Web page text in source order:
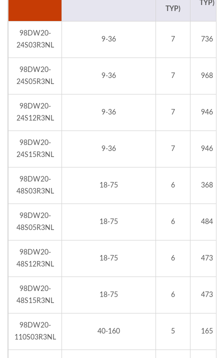
TYP)
TYP)
98DW20-
24S03R3NL
9-36 7 736
98DW20-
24S05R3NL
9-36 7 968
98DW20-
24S12R3NL
9-36 7 946
98DW20-
24S15R3NL
9-36 7 946
98DW20-
48S03R3NL
18-75 6 368
98DW20-
48S05R3NL
18-75 6 484
98DW20-
48S12R3NL
18-75 6 473
98DW20-
48S15R3NL
18-75 6 473
98DW20-
110S03R3NL
40-160 5 165